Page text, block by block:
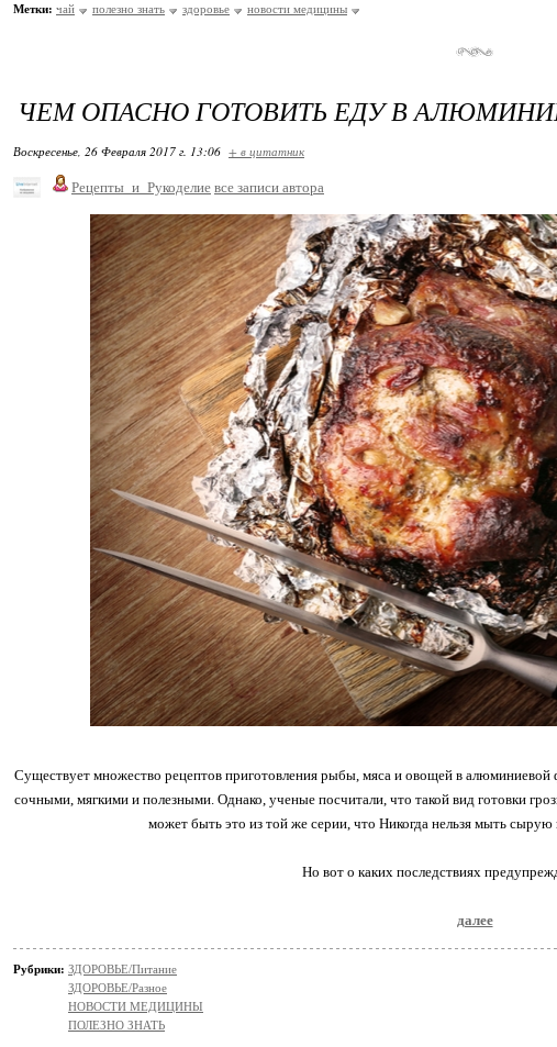
Метки: чай полезно знать здоровье новости медицины
ЧЕМ ОПАСНО ГОТОВИТЬ ЕДУ В
Воскресенье, 26 Февраля 2017 г. 13:06 + в цитатник
Рецепты_и_Рукоделие все записи автора
Существует множество рецептов приготовления рыбы, мяса и овощей в
сочными, мягкими и полезными. Однако, ученые посчитали, что такой вид готовки
может быть это из той же серии, что Никогда нельзя мыть
Но вот о каких последствиях
далее
Рубрики: ЗДОРОВЬЕ/Питание
ЗДОРОВЬЕ/Разное
НОВОСТИ МЕДИЦИНЫ
ПОЛЕЗНО ЗНАТЬ